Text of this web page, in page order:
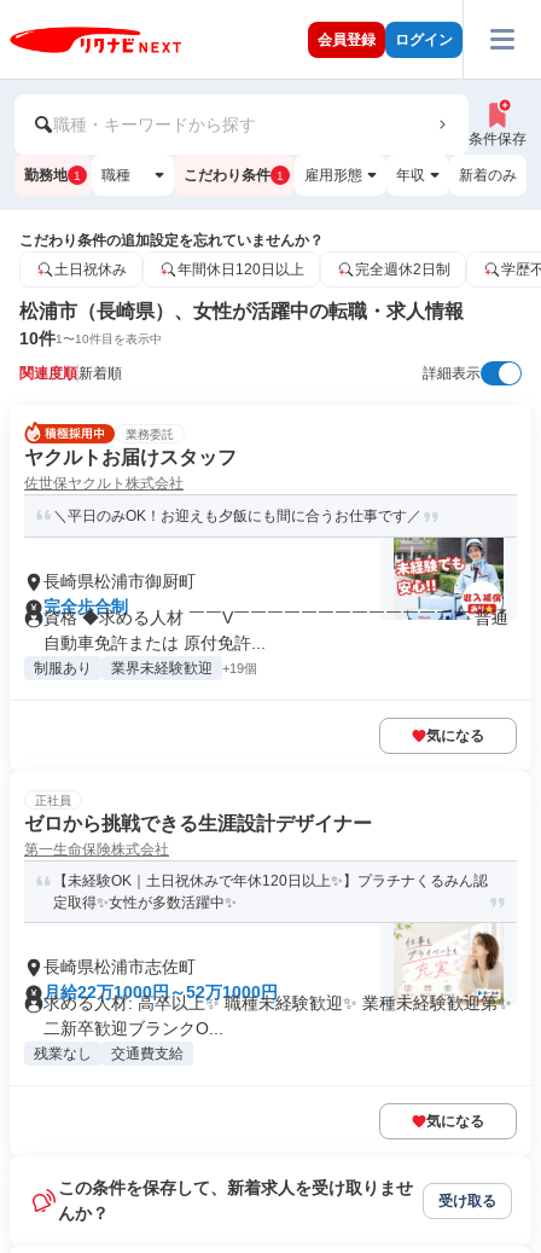
会員登録 ログイン
職種・キーワードから探す
条件保存
勤務地 1 職種 こだわり条件 1 雇用形態 年収 新着のみ
こだわり条件の追加設定を忘れていませんか？
土日祝休み
年間休日120日以上 完全週休2日制 学歴
松浦市（長崎県）、女性が活躍中の転職・求人情報
10件1〜10件目を表示中
関連度順新着順 詳細表示
業務委託
ヤクルトお届けスタッフ
佐世保ヤクルト株式会社
＼平日のみOK！お迎えも夕飯にも間に合うお仕事です／
長崎県松浦市御厨町
完全歩合制
資格 ◆求める人材 ￣￣V￣￣￣￣￣￣￣￣￣￣￣￣￣￣ 普通
自動車免許または 原付免許...
制服あり 業界未経験歓迎 +19個
気になる
正社員
ゼロから挑戦できる生涯設計デザイナー
第一生命保険株式会社
【未経験OK｜土日祝休みで年休120日以上✨】プラチナくるみん認
定取得✨女性が多数活躍中✨
長崎県松浦市志佐町
月給22万1000円～52万1000円
求める人材: 高卒以上✨ 職種未経験歓迎✨ 業種未経験歓迎第✨
二新卒歓迎ブランクO...
残業なし 交通費支給
気になる
この条件を保存して、新着求人を受け取りませ
んか？
受け取る